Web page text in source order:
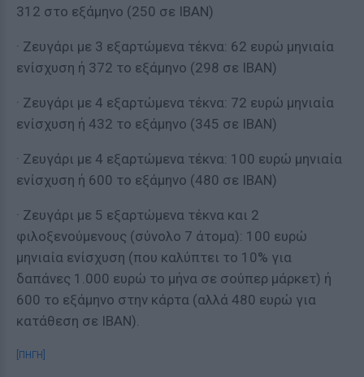
312 στο εξάμηνο (250 σε ΙΒΑΝ)
· Ζευγάρι με 3 εξαρτώμενα τέκνα: 62 ευρώ μηνιαία
ενίσχυση ή 372 το εξάμηνο (298 σε ΙΒΑΝ)
· Ζευγάρι με 4 εξαρτώμενα τέκνα: 72 ευρώ μηνιαία
ενίσχυση ή 432 το εξάμηνο (345 σε ΙΒΑΝ)
· Ζευγάρι με 4 εξαρτώμενα τέκνα: 100 ευρώ μηνιαία
ενίσχυση ή 600 το εξάμηνο (480 σε ΙΒΑΝ)
· Ζευγάρι με 5 εξαρτώμενα τέκνα και 2
φιλοξενούμενους (σύνολο 7 άτομα): 100 ευρώ
μηνιαία ενίσχυση (που καλύπτει το 10% για
δαπάνες 1.000 ευρώ το μήνα σε σούπερ μάρκετ) ή
600 το εξάμηνο στην κάρτα (αλλά 480 ευρώ για
κατάθεση σε ΙΒΑΝ).
[ΠΗΓΗ]